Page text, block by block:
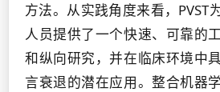
方法。从实践角度来看，PVST
人员提供了一个快速、可靠的
和纵向研究，并在临床环境中
言衰退的潜在应用。整合机器